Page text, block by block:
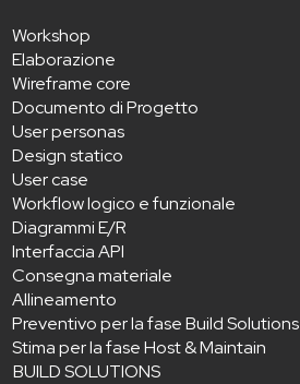
Workshop
Elaborazione
Wireframe core
Documento di Progetto
User personas
Design statico
User case
Workflow logico e funzionale
Diagrammi E/R
Interfaccia API
Consegna materiale
Allineamento
Preventivo per la fase Build Solutions
Stima per la fase Host & Maintain
BUILD SOLUTIONS